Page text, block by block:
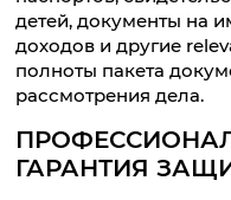
детей, документы на
доходов и другие
полноты пакета
рассмотрения дела.
ГАРАНТИЯ